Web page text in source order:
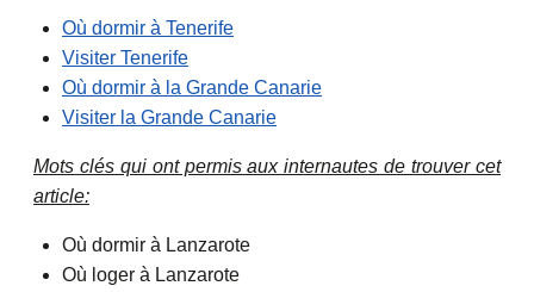
Où dormir à Tenerife
Visiter Tenerife
Où dormir à la Grande Canarie
Visiter la Grande Canarie
Mots clés qui ont permis aux internautes de trouver cet
article:
Où dormir à Lanzarote
Où loger à Lanzarote